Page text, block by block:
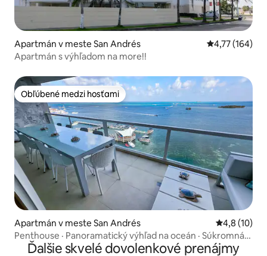
Apartmán v meste San Andrés Priemerné
4,77 (164)
Apartmán s výhľadom na more!!
Obľúbené medzi hosťami
Obľúbené medzi hosťami
Apartmán v meste San Andrés Priemerné
4,8 (10)
Penthouse · Panoramatický výhľad na oceán · Súkromná
plážĎalšie skvelé dovolenkové prenájmy